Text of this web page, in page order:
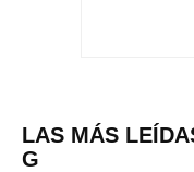
LAS MÁS
G